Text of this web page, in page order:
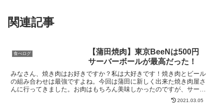
関連記事
食べログ
【蒲田焼肉】東京BeeNは500円
サーバーボールが最高だった！
みなさん、焼き肉はお好きですか？私は大好きです！焼き肉とビール
の組み合わせは最強ですよね。今回は蒲田に新しく出来た焼き肉屋さ
んに行ってきました。お肉はもちろん美味しかったのですが、サーバ
ーボールという無限ハイボールが最高だったので紹介したい...2021.03.05